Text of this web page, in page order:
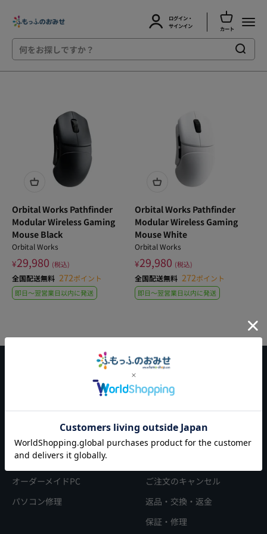
ふもっふのおみせ
アカウントページに移動する
ログイン・
サインイン
カートを開
カート
メニ
Orbital Works Pathfinder
Modular Wireless Gaming
Mouse Black
Orbital Works
¥29,980 (税込)
全国配送無料 272ポイント
即日〜翌営業日以内に発送
Orbital Works Pathfinder
Modular Wireless Gaming
Mouse White
Orbital Works
¥29,980 (税込)
全国配送無料 272ポイント
即日〜翌営業日以内に発送
法人・団体様一括購入
コラボのご相談はこちら
オーダーメイドPC
パソコン修理
よくある質問
お支払い方法
ご注文のキャンセル
返品・交換・返金
保証・修理